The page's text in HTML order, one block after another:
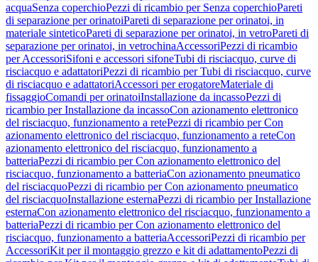
acquaSenza coperchioPezzi di ricambio per Senza coperchioPareti
di separazione per orinatoiPareti di separazione per orinatoi, in
materiale sinteticoPareti di separazione per orinatoi, in vetroPareti di
separazione per orinatoi, in vetrochinaAccessoriPezzi di ricambio
per AccessoriSifoni e accessori sifoneTubi di risciacquo, curve di
risciacquo e adattatoriPezzi di ricambio per Tubi di risciacquo, curve
di risciacquo e adattatoriAccessori per erogatoreMateriale di
fissaggioComandi per orinatoiInstallazione da incassoPezzi di
ricambio per Installazione da incassoCon azionamento elettronico
del risciacquo, funzionamento a retePezzi di ricambio per Con
azionamento elettronico del risciacquo, funzionamento a reteCon
azionamento elettronico del risciacquo, funzionamento a
batteriaPezzi di ricambio per Con azionamento elettronico del
risciacquo, funzionamento a batteriaCon azionamento pneumatico
del risciacquoPezzi di ricambio per Con azionamento pneumatico
del risciacquoInstallazione esternaPezzi di ricambio per Installazione
esternaCon azionamento elettronico del risciacquo, funzionamento a
batteriaPezzi di ricambio per Con azionamento elettronico del
risciacquo, funzionamento a batteriaAccessoriPezzi di ricambio per
AccessoriKit per il montaggio grezzo e kit di adattamentoPezzi di